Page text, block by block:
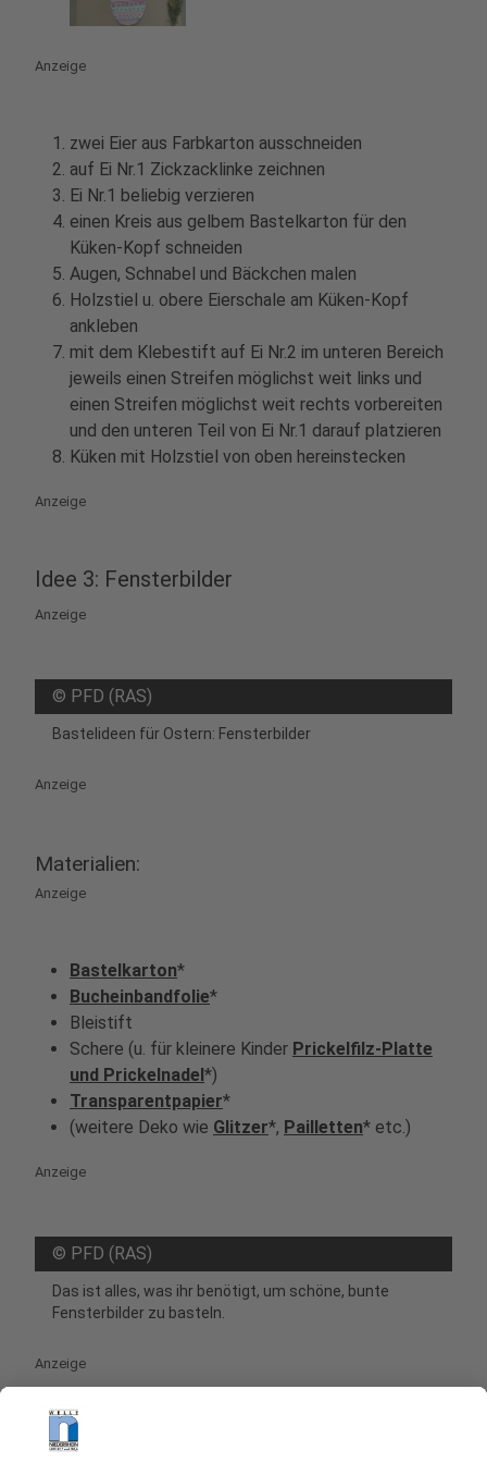
Anzeige
zwei Eier aus Farbkarton ausschneiden
auf Ei Nr.1 Zickzacklinke zeichnen
Ei Nr.1 beliebig verzieren
einen Kreis aus gelbem Bastelkarton für den
Küken-Kopf schneiden
Augen, Schnabel und Bäckchen malen
Holzstiel u. obere Eierschale am Küken-Kopf
ankleben
mit dem Klebestift auf Ei Nr.2 im unteren Bereich
jeweils einen Streifen möglichst weit links und
einen Streifen möglichst weit rechts vorbereiten
und den unteren Teil von Ei Nr.1 darauf platzieren
Küken mit Holzstiel von oben hereinstecken
Anzeige
Idee 3: Fensterbilder
Anzeige
© PFD (RAS)
Bastelideen für Ostern: Fensterbilder
Anzeige
Materialien:
Anzeige
Bastelkarton*
Bucheinbandfolie*
Bleistift
Schere (u. für kleinere Kinder Prickelfilz-Platte
und Prickelnadel*)
Transparentpapier*
(weitere Deko wie Glitzer*, Pailletten* etc.)
Anzeige
© PFD (RAS)
Das ist alles, was ihr benötigt, um schöne, bunte
Fensterbilder zu basteln.
Anzeige
Zeitaufwand